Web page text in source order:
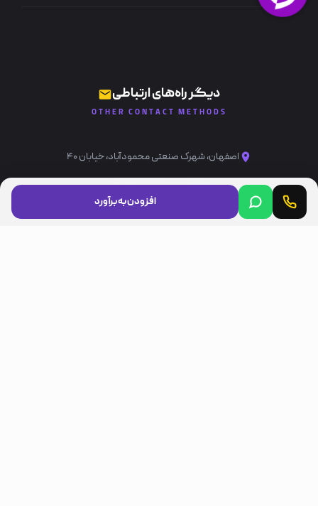
افزودن به برآورد
دیگر راه‌های ارتباطی
OTHER CONTACT METHODS
اصفهان، شهرک صنعتی محمودآباد، خیابان ۴۰
info@ataceram.com